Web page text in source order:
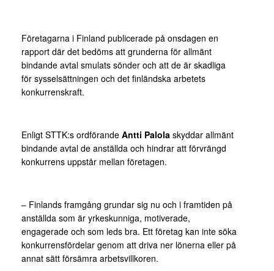
Företagarna i Finland publicerade på onsdagen en
rapport där det bedöms att grunderna för allmänt
bindande avtal smulats sönder och att de är skadliga
för sysselsättningen och det finländska arbetets
konkurrenskraft.
Enligt STTK:s ordförande Antti Palola skyddar allmänt
bindande avtal de anställda och hindrar att förvrängd
konkurrens uppstår mellan företagen.
– Finlands framgång grundar sig nu och i framtiden på
anställda som är yrkeskunniga, motiverade,
engagerade och som leds bra. Ett företag kan inte söka
konkurrensfördelar genom att driva ner lönerna eller på
annat sätt försämra arbetsvillkoren.